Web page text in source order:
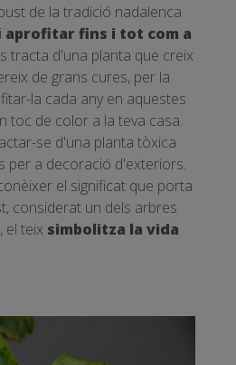
de la tradició nadalenca
aprofitar fins i tot com a
tracta d'una planta que creix
de grans cures, per la
la cada any en aquestes
toc de color a la teva casa.
se d'una planta tòxica
per a decoració d'exteriors.
el significat que porta
considerat un dels arbres
el teix simbolitza la vida